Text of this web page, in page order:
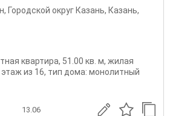
, Городской округ Казань, Казань,
квартира, 51.00 кв. м, жилая
из 16, тип дома: монолитный
13.06